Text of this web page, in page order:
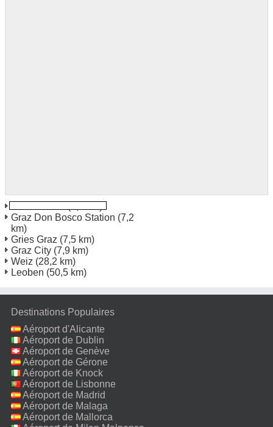
Graz Don Bosco Station (7,2
km)
Gries Graz (7,5 km)
Graz City (7,9 km)
Weiz (28,2 km)
Leoben (50,5 km)
Destinations Populaires
Aéroport d'Alicante
Aéroport de Dublin
Aéroport de Genève
Aéroport de Gérone
Aéroport de Knock
Aéroport de Lisbonne
Aéroport de Madrid
Aéroport de Malaga
Aéroport de Mallorca